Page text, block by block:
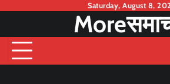
content
Saturday, August 8,